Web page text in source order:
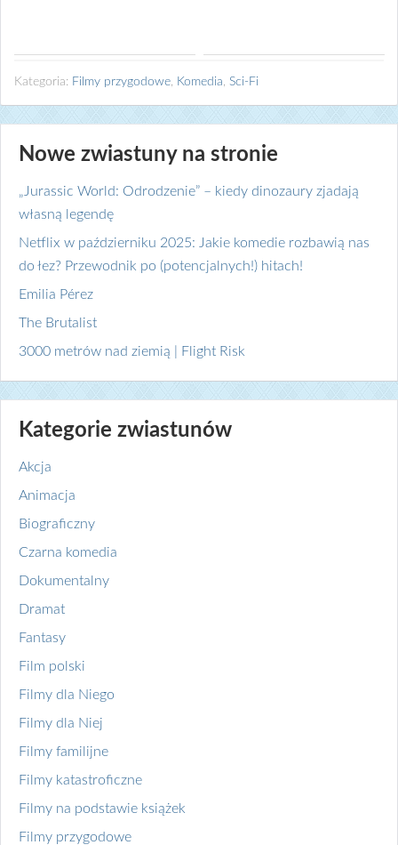
Kategoria: Filmy przygodowe, Komedia, Sci-Fi
Nowe zwiastuny na stronie
„Jurassic World: Odrodzenie” – kiedy dinozaury zjadają
własną legendę
Netflix w październiku 2025: Jakie komedie rozbawią nas
do łez? Przewodnik po (potencjalnych!) hitach!
Emilia Pérez
The Brutalist
3000 metrów nad ziemią | Flight Risk
Kategorie zwiastunów
Akcja
Animacja
Biograficzny
Czarna komedia
Dokumentalny
Dramat
Fantasy
Film polski
Filmy dla Niego
Filmy dla Niej
Filmy familijne
Filmy katastroficzne
Filmy na podstawie książek
Filmy przygodowe